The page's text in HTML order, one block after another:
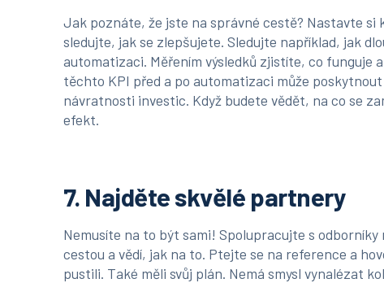
Jak poznáte, že jste na správné cestě? Nastavte si
sledujte, jak se zlepšujete. Sledujte například, jak
automatizaci. Měřením výsledků zjistíte, co funguje
těchto KPI před a po automatizaci může
návratnosti investic. Když budete vědět, na co se
efekt.
7. Najděte skvělé partnery
Nemusíte na to být sami! Spolupracujte s
cestou a vědí, jak na to. Ptejte se na reference a
pustili. Také měli svůj plán. Nemá smysl vynalézat